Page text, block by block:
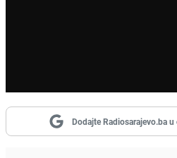
Dodajte Radiosarajevo.ba